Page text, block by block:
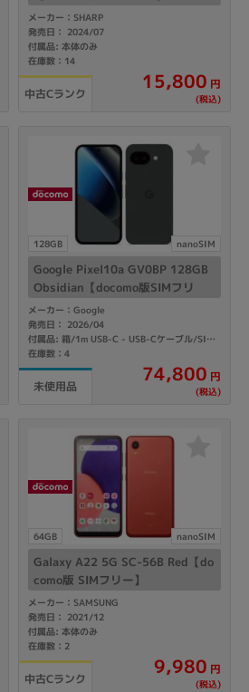
メーカー：SHARP
発売日： 2024/07
付属品: 本体のみ
在庫数：14
中古Cランク
15,800 円
(税込)
128GB nanoSIM
Google Pixel10a GV0BP 128GB
Obsidian【docomo版SIMフリ
ー】
メーカー：Google
発売日： 2026/04
付属品: 箱/1m USB-C - USB-Cケーブル/SIM取り出しツール
在庫数：4
未使用品
74,800 円
(税込)
64GB nanoSIM
Galaxy A22 5G SC-56B Red【do
como版 SIMフリー】
メーカー：SAMSUNG
発売日： 2021/12
付属品: 本体のみ
在庫数：2
中古Cランク
9,980 円
(税込)